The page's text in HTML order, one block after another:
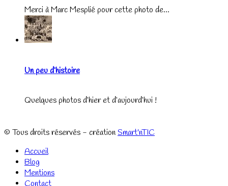
Merci à Marc Mesplié pour cette photo de...
Un peu d’histoire
Quelques photos d’hier et d’aujourd’hui !
© Tous droits réservés - création Smart'nTIC
Accueil
Blog
Mentions
Contact